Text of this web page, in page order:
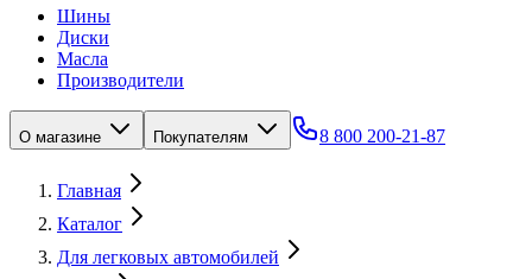
Шины
Диски
Масла
Производители
О магазине Покупателям 8 800 200-21-87
Главная
Каталог
Для легковых автомобилей